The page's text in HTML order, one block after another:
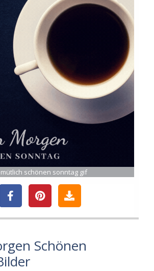
schönen sonntag gif
Schönen